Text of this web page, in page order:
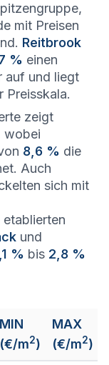
mit Preisen
Reitbrook
% einen
auf und liegt
Preisskala.
zeigt
wobei
8,6 % die
Auch
sich mit
und
% bis 2,8 %
MIN
(€/m2)
MAX
(€/m2)